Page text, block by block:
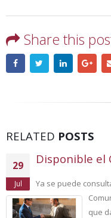
Share this
RELATED POSTS
29
Jul
Disponible el
Ya se puede
que